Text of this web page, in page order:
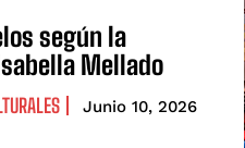
según la
Mellado
Junio 10, 2026